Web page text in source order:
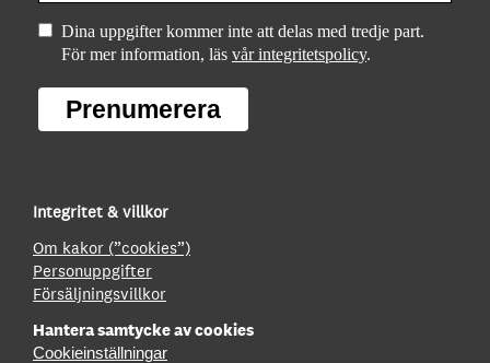
Dina uppgifter kommer inte att delas med tredje part.
För mer information, läs vår integritetspolicy.
Prenumerera
Integritet & villkor
Om kakor (”cookies”)
Personuppgifter
Försäljningsvillkor
Hantera samtycke av cookies
Cookieinställningar